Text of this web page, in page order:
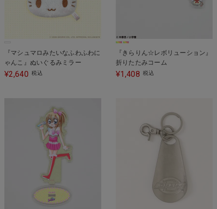
『マシュマロみたいなふわふわに
ゃんこ』ぬいぐるみミラー
¥2,640 税込
『きらりん☆レボリューション』
折りたたみコーム
¥1,408 税込